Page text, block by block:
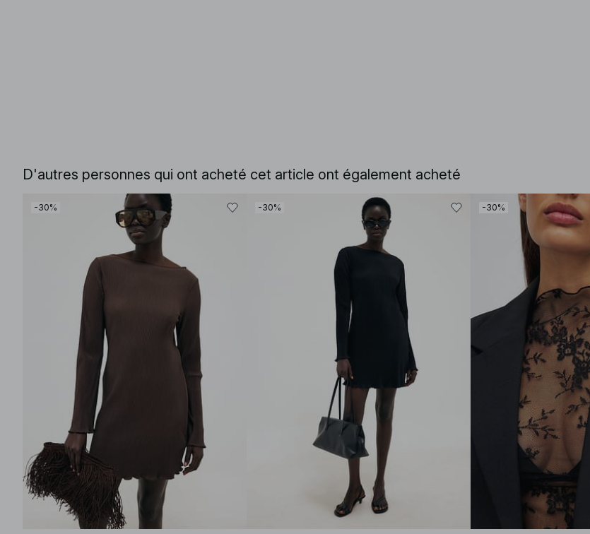
D'autres personnes qui ont acheté cet article ont également acheté
-30% -30% -30%